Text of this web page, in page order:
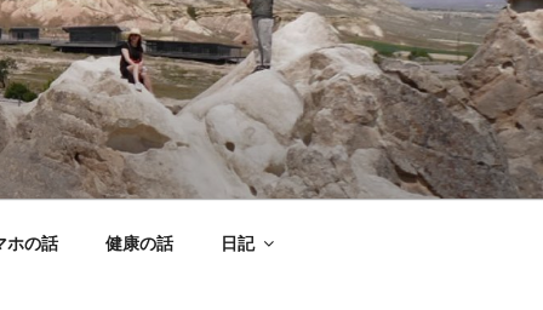
ホの話 健康の話 日記